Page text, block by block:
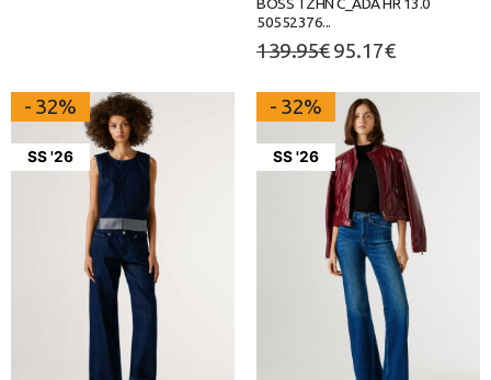
50552376...
139.95€ 95.17€
SS '26
- 32%
SS '26
- 32%